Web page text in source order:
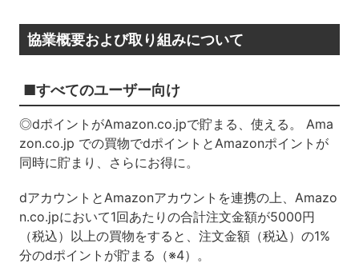
協業概要および取り組みについて
■すべてのユーザー向け
◎dポイントがAmazon.co.jpで貯まる、使える。 Ama
zon.co.jp での買物でdポイントとAmazonポイントが
同時に貯まり、さらにお得に。
dアカウントとAmazonアカウントを連携の上、Amazo
n.co.jpにおいて1回あたりの合計注文金額が5000円
（税込）以上の買物をすると、注文金額（税込）の1%
分のdポイントが貯まる（※4）。